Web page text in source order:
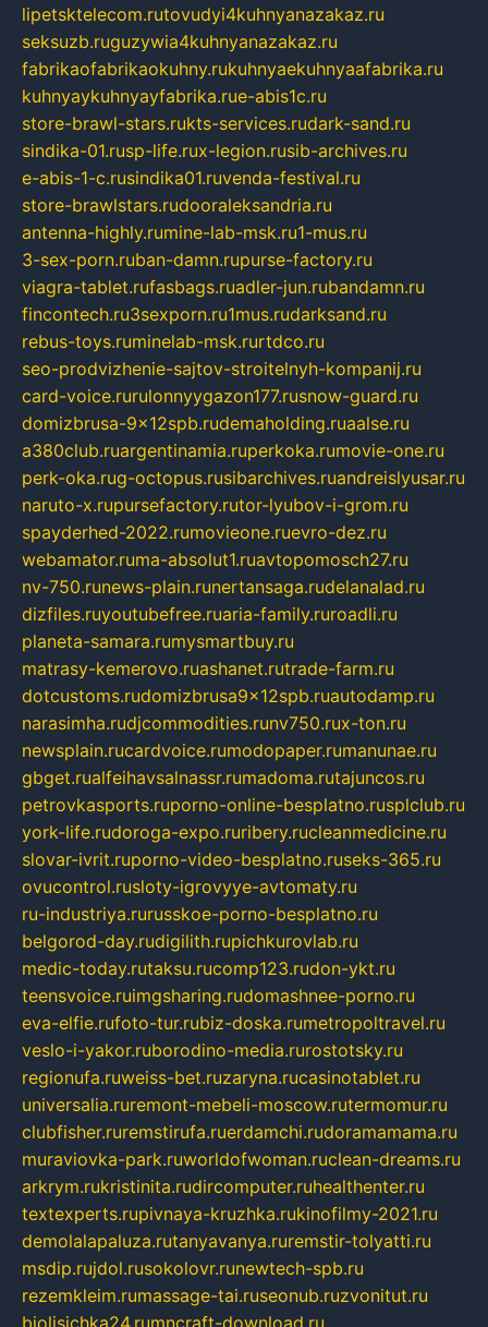
lipetsktelecom.rutovudyi4kuhnyanazakaz.ru
seksuzb.ruguzywia4kuhnyanazakaz.ru
fabrikaofabrikaokuhny.rukuhnyaekuhnyaafabrika.ru
kuhnyaykuhnyayfabrika.rue-abis1c.ru
store-brawl-stars.rukts-services.rudark-sand.ru
sindika-01.rusp-life.rux-legion.rusib-archives.ru
e-abis-1-c.rusindika01.ruvenda-festival.ru
store-brawlstars.rudooraleksandria.ru
antenna-highly.rumine-lab-msk.ru1-mus.ru
3-sex-porn.ruban-damn.rupurse-factory.ru
viagra-tablet.rufasbags.ruadler-jun.rubandamn.ru
fincontech.ru3sexporn.ru1mus.rudarksand.ru
rebus-toys.ruminelab-msk.rurtdco.ru
seo-prodvizhenie-sajtov-stroitelnyh-kompanij.ru
card-voice.rurulonnyygazon177.rusnow-guard.ru
domizbrusa-9x12spb.rudemaholding.ruaalse.ru
a380club.ruargentinamia.ruperkoka.rumovie-one.ru
perk-oka.rug-octopus.rusibarchives.ruandreislyusar.ru
naruto-x.rupursefactory.rutor-lyubov-i-grom.ru
spayderhed-2022.rumovieone.ruevro-dez.ru
webamator.ruma-absolut1.ruavtopomosch27.ru
nv-750.runews-plain.runertansaga.rudelanalad.ru
dizfiles.ruyoutubefree.ruaria-family.ruroadli.ru
planeta-samara.rumysmartbuy.ru
matrasy-kemerovo.ruashanet.rutrade-farm.ru
dotcustoms.rudomizbrusa9x12spb.ruautodamp.ru
narasimha.rudjcommodities.runv750.rux-ton.ru
newsplain.rucardvoice.rumodopaper.rumanunae.ru
gbget.rualfeihavsalnassr.rumadoma.rutajuncos.ru
petrovkasports.ruporno-online-besplatno.rusplclub.ru
york-life.rudoroga-expo.ruribery.rucleanmedicine.ru
slovar-ivrit.ruporno-video-besplatno.ruseks-365.ru
ovucontrol.rusloty-igrovyye-avtomaty.ru
ru-industriya.rurusskoe-porno-besplatno.ru
belgorod-day.rudigilith.rupichkurovlab.ru
medic-today.rutaksu.rucomp123.rudon-ykt.ru
teensvoice.ruimgsharing.rudomashnee-porno.ru
eva-elfie.rufoto-tur.rubiz-doska.rumetropoltravel.ru
veslo-i-yakor.ruborodino-media.rurostotsky.ru
regionufa.ruweiss-bet.ruzaryna.rucasinotablet.ru
universalia.ruremont-mebeli-moscow.rutermomur.ru
clubfisher.ruremstirufa.ruerdamchi.rudoramamama.ru
muraviovka-park.ruworldofwoman.ruclean-dreams.ru
arkrym.rukristinita.rudircomputer.ruhealthenter.ru
textexperts.rupivnaya-kruzhka.rukinofilmy-2021.ru
demolalapaluza.rutanyavanya.ruremstir-tolyatti.ru
msdip.rujdol.rusokolovr.runewtech-spb.ru
rezemkleim.rumassage-tai.ruseonub.ruzvonitut.ru